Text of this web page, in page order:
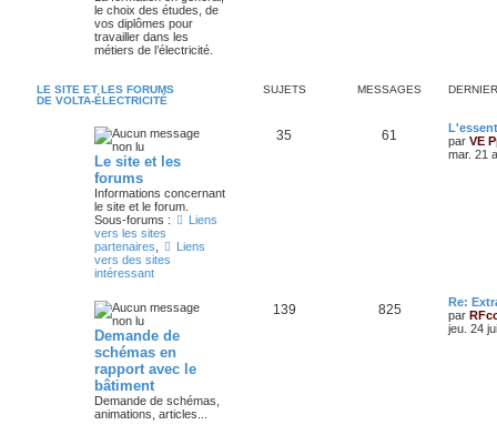
le choix des études, de
vos diplômes pour
travailler dans les
métiers de l’électricité.
LE SITE ET LES FORUMS
DE VOLTA-ÉLECTRICITÉ
SUJETS MESSAGES
Le site et les
forums
Informations concernant
le site et le forum.
Sous-forums :
Liens
vers les sites
partenaires
Liens
vers des sites
intéressant
35 61
par VE
mar. 21
Demande de
schémas en
rapport avec le
bâtiment
Demande de schémas,
animations, articles...
139 825
Re:
par
jeu. 24